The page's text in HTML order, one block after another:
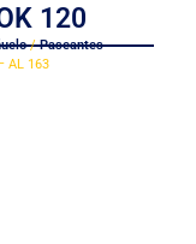
120
/Paseantes
AL 163